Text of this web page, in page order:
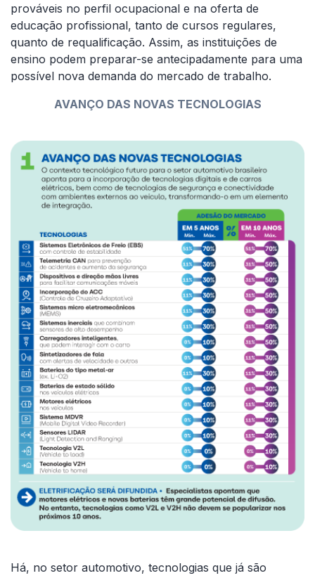
prováveis no perfil ocupacional e na oferta de
educação profissional, tanto de cursos regulares,
quanto de requalificação. Assim, as instituições de
ensino podem preparar-se antecipadamente para uma
possível nova demanda do mercado de trabalho.
AVANÇO DAS NOVAS TECNOLOGIAS
Há, no setor automotivo, tecnologias que já são